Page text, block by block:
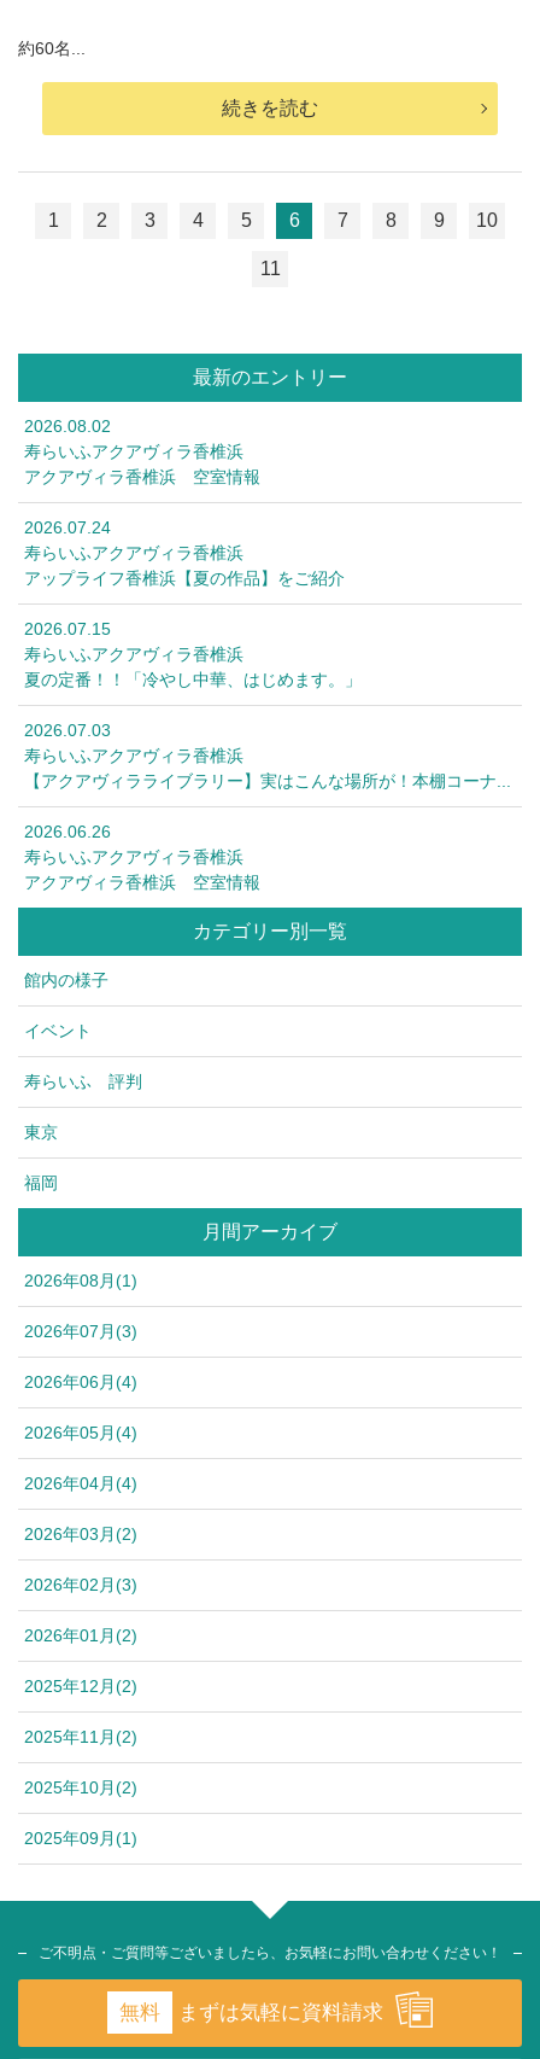
約60名...
続きを読む
1 2 3 4 5 6 7 8 9 10
11
最新のエントリー
2026.08.02
寿らいふアクアヴィラ香椎浜
アクアヴィラ香椎浜 空室情報
2026.07.24
寿らいふアクアヴィラ香椎浜
アップライフ香椎浜【夏の作品】をご紹介
2026.07.15
寿らいふアクアヴィラ香椎浜
夏の定番！！「冷やし中華、はじめます。」
2026.07.03
寿らいふアクアヴィラ香椎浜
【アクアヴィラライブラリー】実はこんな場所が！本棚コーナ...
2026.06.26
寿らいふアクアヴィラ香椎浜
アクアヴィラ香椎浜 空室情報
カテゴリー別一覧
館内の様子
イベント
寿らいふ 評判
東京
福岡
月間アーカイブ
2026年08月(1)
2026年07月(3)
2026年06月(4)
2026年05月(4)
2026年04月(4)
2026年03月(2)
2026年02月(3)
2026年01月(2)
2025年12月(2)
2025年11月(2)
2025年10月(2)
2025年09月(1)
ご不明点・ご質問等ございましたら、お気軽にお問い合わせください！
無料 まずは気軽に資料請求